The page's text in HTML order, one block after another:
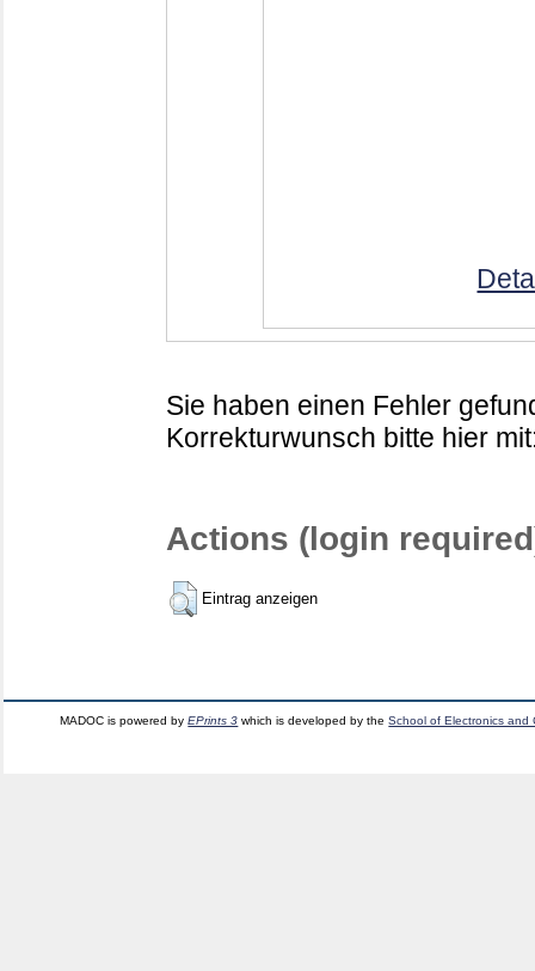
Sie haben einen Fehler
Korrekturwunsch bitte hier
Actions (login
Eintrag anzeigen
MADOC is powered byEPrints 3 which is developed by theSchool of Electronics and